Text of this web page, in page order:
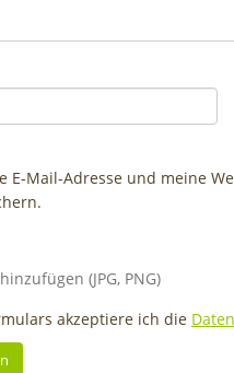
E-Mail-Adresse und meine
(JPG, PNG)
akzeptiere ich die